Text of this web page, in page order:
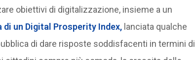
obiettivi di digitalizzazione, insieme a un
di un Digital Prosperity Index,lanciata qualche
di dare risposte soddisfacenti in termini di